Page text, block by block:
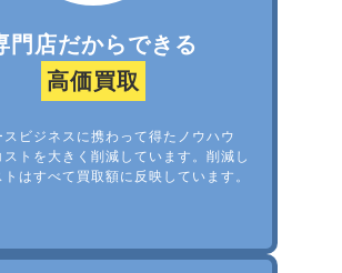
門店だからできる
高価買取
スビジネスに携わって得たノウハウ
ストを大きく削減しています。削減し
はすべて買取額に反映しています。